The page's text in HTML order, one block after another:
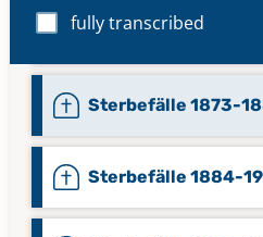
fully transcribed
Konfirmationen
Keine verfügbaren
Sterbefälle 1873-
Sterbefälle 1884-